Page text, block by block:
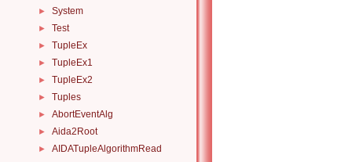
► System
► Test
► TupleEx
► TupleEx1
► TupleEx2
► Tuples
► AbortEventAlg
► Aida2Root
► AIDATupleAlgorithmRead